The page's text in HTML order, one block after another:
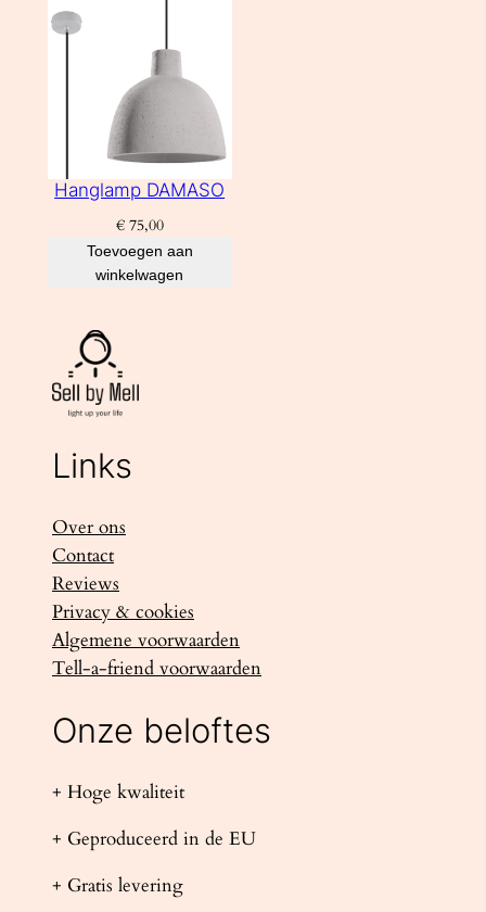
Hanglamp DAMASO
€75,00
Toevoegen aan
winkelwagen
Links
Over ons
Contact
Reviews
Privacy & cookies
Algemene voorwaarden
Tell-a-friend voorwaarden
Onze beloftes
+ Hoge kwaliteit
+ Geproduceerd in de EU
+ Gratis levering